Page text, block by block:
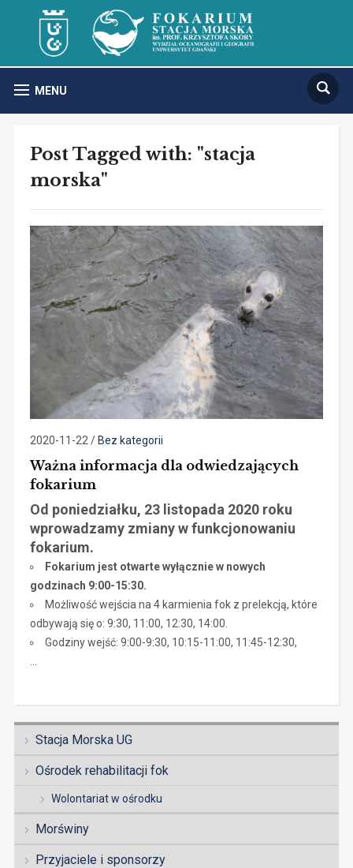
MENU
Stacja Morska UG
Ośrodek rehabilitacji fok
Wolontariat w ośrodku
Morświny
Przyjaciele i sponsorzy
Post Tagged with: "stacja
morska"
2020-11-22 / Bez kategorii
Ważna informacja dla odwiedzających
fokarium
Od poniedziałku, 23 listopada 2020 roku
wprowadzamy zmiany w funkcjonowaniu
fokarium.
Fokarium jest otwarte wyłącznie w nowych
godzinach 9:00-15:30.
Możliwość wejścia na 4 karmienia fok z prelekcją, które
odbywają się o: 9:30, 11:00, 12:30, 14:00.
Godziny wejść: 9:00-9:30, 10:15-11:00, 11:45-12:30,